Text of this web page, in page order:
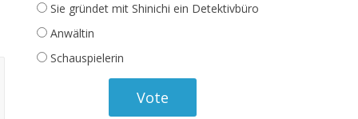
Sie gründet mit Shinichi ein Detektivbüro
Anwältin
Schauspielerin